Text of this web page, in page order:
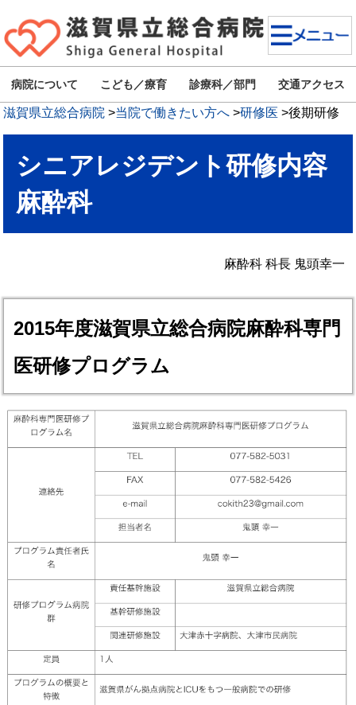
病院について こども／療育 診療科／部門 交通アクセス
滋賀県立総合病院 >当院で働きたい方へ >研修医 >後期研修
シニアレジデント研修内容
麻酔科
麻酔科 科長 鬼頭幸一
2015年度滋賀県立総合病院麻酔科専門
医研修プログラム